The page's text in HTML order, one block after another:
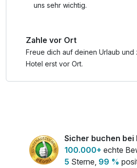
uns sehr wichtig.
Zahle vor Ort
Freue dich auf deinen Urlaub und
Hotel erst vor Ort.
Sicher buchen bei
100.000+ echte
5 Sterne, 99 %